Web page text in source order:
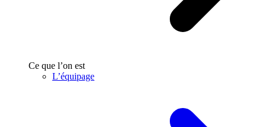
Ce que l’on est
L’équipage